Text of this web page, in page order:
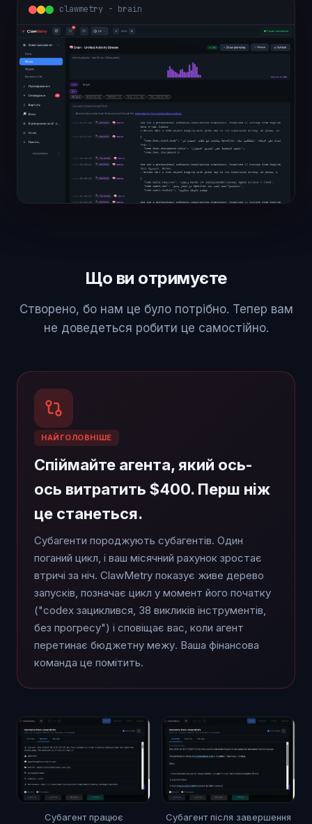
clawmetry - brain
Що ви отримуєте
Створено, бо нам це було потрібно. Тепер вам
не доведеться робити це самостійно.
НАЙГОЛОВНІШЕ
Спіймайте агента, який ось-
ось витратить $400. Перш ніж
це станеться.
Субагенти породжують субагентів. Один
поганий цикл, і ваш місячний рахунок зростає
втричі за ніч. ClawMetry показує живе дерево
запусків, позначає цикл у момент його початку
("codex зациклився, 38 викликів інструментів,
без прогресу") і сповіщає вас, коли агент
перетинає бюджетну межу. Ваша фінансова
команда це помітить.
Субагент працює Субагент після завершення